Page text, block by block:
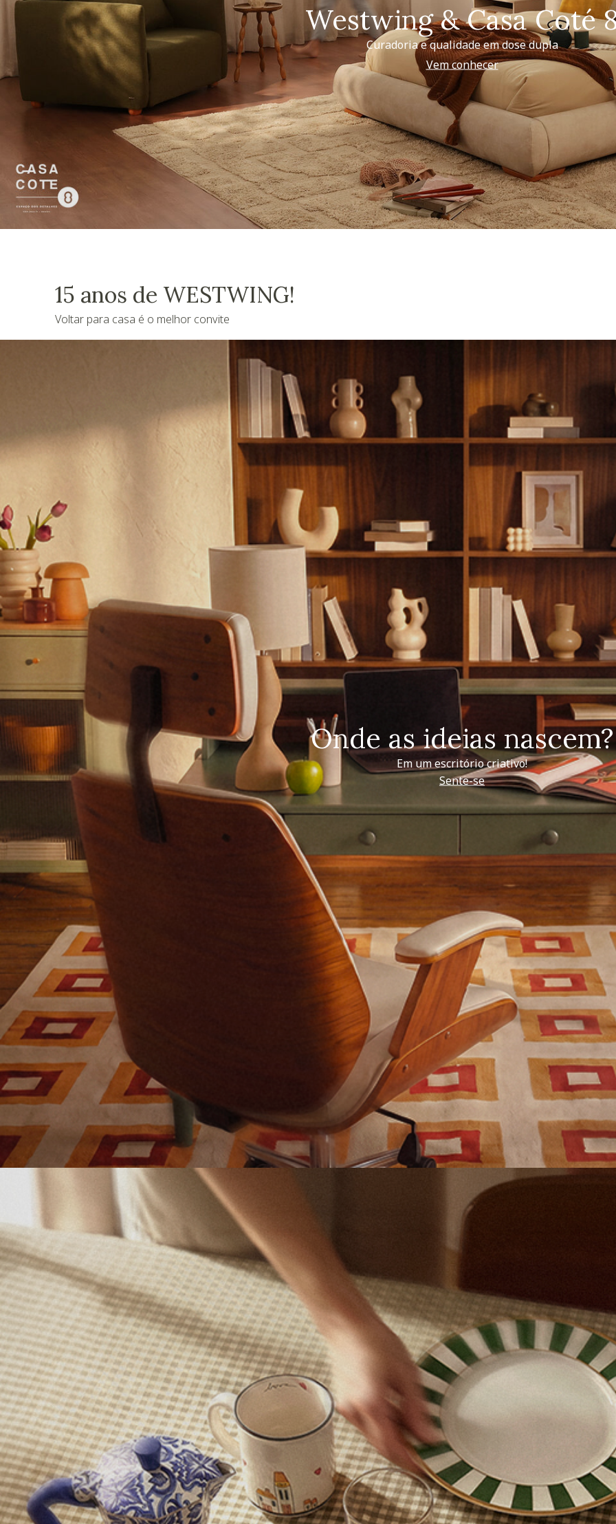
Westwing & Casa Coté
Curadoria e qualidade em dose dupla
Vem conhecer
15 anos de WESTWING!
Voltar para casa é o melhor convite
Onde as ideias nascem?
Em um escritório criativo!
Sente-se